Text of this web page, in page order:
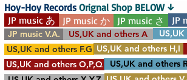
JP music あ JP music か JP music さ JP
JP music V.A.
US,UK and others A
US,UK and others F.G US,UK and others H,I
US,UK and others O,P,Q
US,UK and others
Hoy-Hoy Records Orignal Shop BELOW ↓